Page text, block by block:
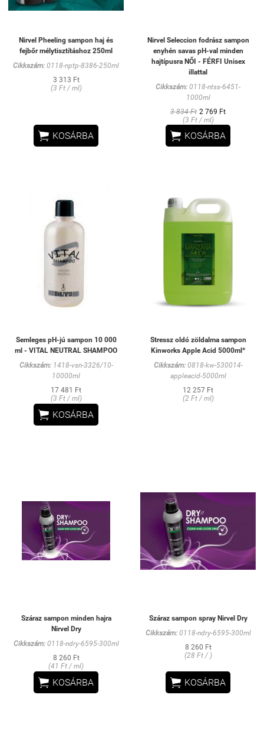
Nirvel Pheeling sampon haj és
fejbőr mélytisztításhoz 250ml
Cikkszám: 0118-nptp-8386-250ml
3 313 Ft
(3 Ft / ml)
 KOSÁRBA
Nirvel Seleccion fodrász sampon
enyhén savas pH-val minden
hajtípusra NŐI - FÉRFI Unisex
illattal
Cikkszám: 0118-ntss-6451-
1000ml
3 834 Ft 2 769 Ft
(3 Ft / ml)
 KOSÁRBA
Semleges pH-jú sampon 10 000
ml - VITAL NEUTRAL SHAMPOO
Cikkszám:1418-vsn-3326/10-
10000ml
17 481 Ft
(3 Ft / ml)
 KOSÁRBA
Stressz oldó zöldalma sampon
Kinworks Apple Acid 5000ml*
Cikkszám:0818-kw-530014-
appleacid-5000ml
12 257 Ft
(2 Ft / ml)
Száraz sampon minden hajra
Nirvel Dry
Cikkszám:0118-ndry-6595-300ml
8 260 Ft
(41 Ft / ml)
 KOSÁRBA
Száraz sampon spray Nirvel Dry
Cikkszám:0118-ndry-6595-300ml
8 260 Ft
(28 Ft / )
 KOSÁRBA